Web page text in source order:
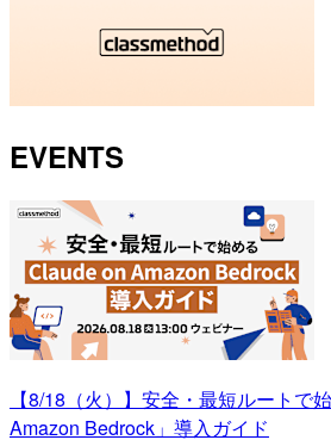
EVENTS
【8/18（火）】安全・最短ルートで
Amazon Bedrock」導入ガイド